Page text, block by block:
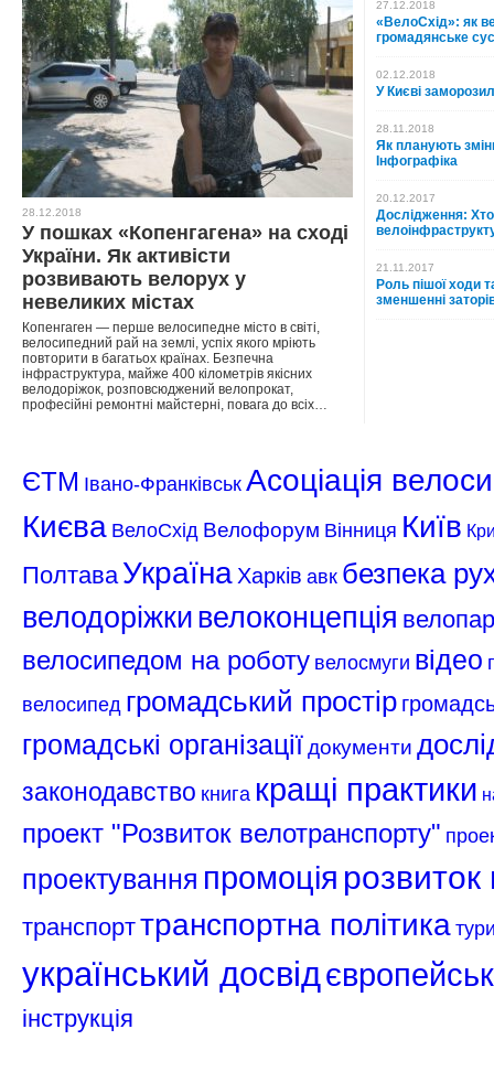
28.12.2018
У пошках «Копенгагена» на сході
України. Як активісти
розвивають велорух у
невеликих містах
Копенгаген — перше велосипедне місто в світі,
велосипедний рай на землі, успіх якого мріють
повторити в багатьох країнах. Безпечна
інфраструктура, майже 400 кілометрів якісних
велодоріжок, розповсюджений велопрокат,
професійні ремонтні майстерні, повага до всіх…
27.12.2018
«ВелоСхід»: як
громадянське
02.12.2018
У Києві
28.11.2018
Як планують
Інфографіка
20.12.2017
Дослідження:
21.11.2017
Роль пішої ходи
зменшенні
ЄТМ Івано-ФранківськАсоціація
Києва ВелоСхід Велофорум Вінниця Київ
Полтава Україна Харків авк безпека
велодоріжки велоконцепція
велосипедом на роботу велосмуги відео
велосипед громадський простір
громадські організаціїдокументи
законодавство книга кращі практики
проект "Розвиток велотранспорту"
проектування промоція розвиток
транспорттранспортна політика
український досвід
інструкція